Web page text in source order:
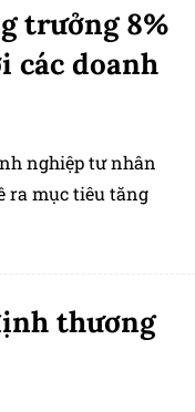
trưởng 8%
các doanh
nghiệp tư nhân
ra mục tiêu tăng
thương